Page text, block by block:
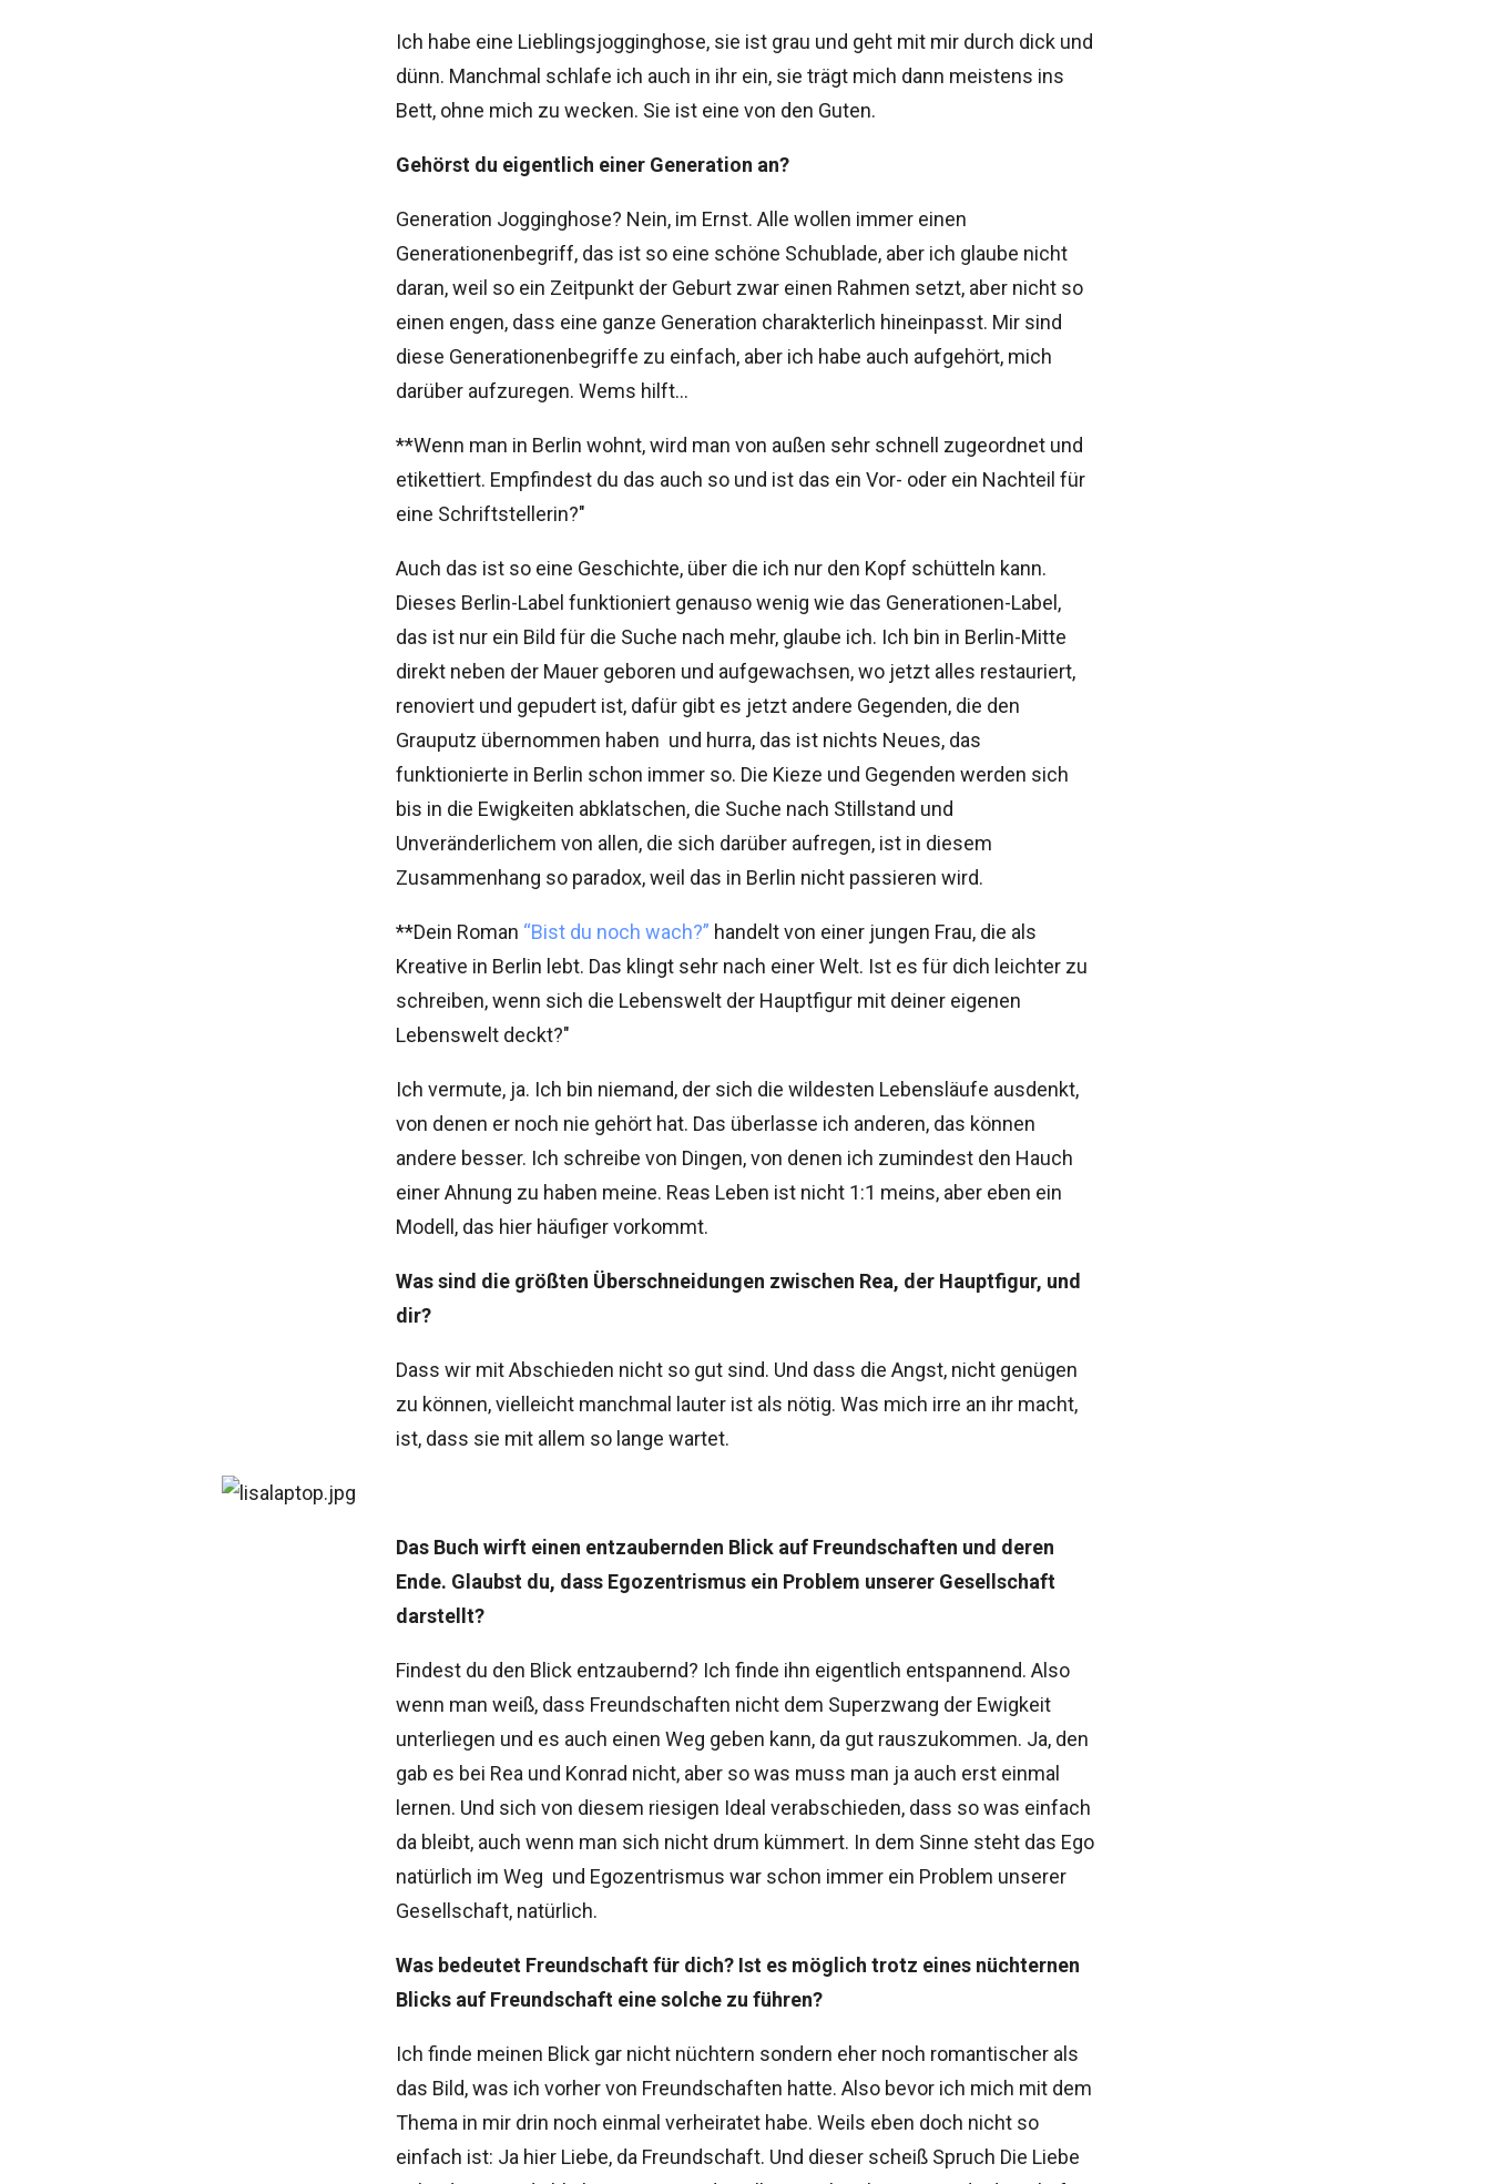
Ich habe eine Lieblingsjogginghose, sie ist grau und geht mit mir durch dick und
dünn. Manchmal schlafe ich auch in ihr ein, sie trägt mich dann meistens ins
Bett, ohne mich zu wecken. Sie ist eine von den Guten.
Gehörst du eigentlich einer Generation an?
Generation Jogginghose? Nein, im Ernst. Alle wollen immer einen
Generationenbegriff, das ist so eine schöne Schublade, aber ich glaube nicht
daran, weil so ein Zeitpunkt der Geburt zwar einen Rahmen setzt, aber nicht so
einen engen, dass eine ganze Generation charakterlich hineinpasst. Mir sind
diese Generationenbegriffe zu einfach, aber ich habe auch aufgehört, mich
darüber aufzuregen. Wems hilft…
**Wenn man in Berlin wohnt, wird man von außen sehr schnell zugeordnet und
etikettiert. Empfindest du das auch so und ist das ein Vor- oder ein Nachteil für
eine Schriftstellerin?"
Auch das ist so eine Geschichte, über die ich nur den Kopf schütteln kann.
Dieses Berlin-Label funktioniert genauso wenig wie das Generationen-Label,
das ist nur ein Bild für die Suche nach mehr, glaube ich. Ich bin in Berlin-Mitte
direkt neben der Mauer geboren und aufgewachsen, wo jetzt alles restauriert,
renoviert und gepudert ist, dafür gibt es jetzt andere Gegenden, die den
Grauputz übernommen haben  und hurra, das ist nichts Neues, das
funktionierte in Berlin schon immer so. Die Kieze und Gegenden werden sich
bis in die Ewigkeiten abklatschen, die Suche nach Stillstand und
Unveränderlichem von allen, die sich darüber aufregen, ist in diesem
Zusammenhang so paradox, weil das in Berlin nicht passieren wird.
**Dein Roman “Bist du noch wach?” handelt von einer jungen Frau, die als
Kreative in Berlin lebt. Das klingt sehr nach einer Welt. Ist es für dich leichter zu
schreiben, wenn sich die Lebenswelt der Hauptfigur mit deiner eigenen
Lebenswelt deckt?"
Ich vermute, ja. Ich bin niemand, der sich die wildesten Lebensläufe ausdenkt,
von denen er noch nie gehört hat. Das überlasse ich anderen, das können
andere besser. Ich schreibe von Dingen, von denen ich zumindest den Hauch
einer Ahnung zu haben meine. Reas Leben ist nicht 1:1 meins, aber eben ein
Modell, das hier häufiger vorkommt.
Was sind die größten Überschneidungen zwischen Rea, der Hauptfigur, und
dir?
Dass wir mit Abschieden nicht so gut sind. Und dass die Angst, nicht genügen
zu können, vielleicht manchmal lauter ist als nötig. Was mich irre an ihr macht,
ist, dass sie mit allem so lange wartet.
Das Buch wirft einen entzaubernden Blick auf Freundschaften und deren
Ende. Glaubst du, dass Egozentrismus ein Problem unserer Gesellschaft
darstellt?
Findest du den Blick entzaubernd? Ich finde ihn eigentlich entspannend. Also
wenn man weiß, dass Freundschaften nicht dem Superzwang der Ewigkeit
unterliegen und es auch einen Weg geben kann, da gut rauszukommen. Ja, den
gab es bei Rea und Konrad nicht, aber so was muss man ja auch erst einmal
lernen. Und sich von diesem riesigen Ideal verabschieden, dass so was einfach
da bleibt, auch wenn man sich nicht drum kümmert. In dem Sinne steht das Ego
natürlich im Weg  und Egozentrismus war schon immer ein Problem unserer
Gesellschaft, natürlich.
Was bedeutet Freundschaft für dich? Ist es möglich trotz eines nüchternen
Blicks auf Freundschaft eine solche zu führen?
Ich finde meinen Blick gar nicht nüchtern sondern eher noch romantischer als
das Bild, was ich vorher von Freundschaften hatte. Also bevor ich mich mit dem
Thema in mir drin noch einmal verheiratet habe. Weils eben doch nicht so
einfach ist: Ja hier Liebe, da Freundschaft. Und dieser scheiß Spruch Die Liebe